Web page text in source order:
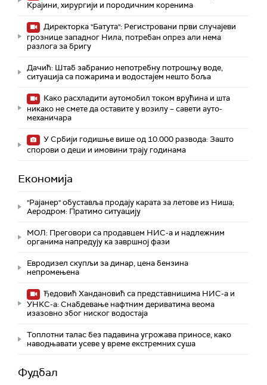
Крајини, хирургији и породичним коренима
Директорка "Батута": Регистровани први случајеви
грознице западног Нила, потребан опрез али нема
разлога за бригу
Дачић: Штаб забранио непотребну потрошњу воде,
ситуација са пожарима и водостајем нешто боља
Како расхладити аутомобил током врућина и шта
никако не смете да оставите у возилу – савети ауто-
механичара
У Србији годишње више од 10.000 развода: Зашто
спорови о деци и имовини трају годинама
Економија
"Рајанер" обуставља продају карата за летове из Ниша;
Аеродром: Пратимо ситуацију
МОЛ: Преговори са продавцем НИС-а и надлежним
органима напредују ка завршној фази
Евродизел скупљи за динар, цена бензина
непромењена
Ђедовић Хандановић са представницима НИС-а и
УНКС-а: Снабдевање нафтним дериватима веома
изазовно због ниског водостаја
Топлотни талас без падавина угрожава приносе, како
наводњавати усеве у време екстремних суша
Фудбал